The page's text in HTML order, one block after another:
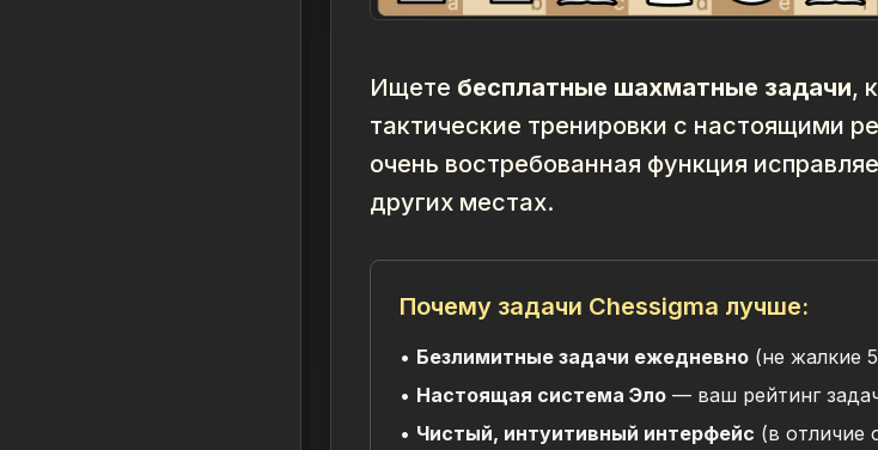
Ищете бесплатные шахматные задачи,
тактические тренировки с настоящими
очень востребованная функция
других местах.
Почему задачи Chessigma лучше:
• Безлимитные задачи ежедневно (не жалкие
• Настоящая система Эло — ваш рейтинг
• Чистый, интуитивный интерфейс (в отличие